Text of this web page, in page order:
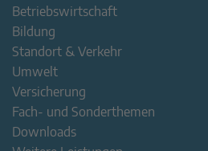
Betriebswirtschaft
Bildung
Standort & Verkehr
Umwelt
Versicherung
Fach- und Sonderthemen
Downloads